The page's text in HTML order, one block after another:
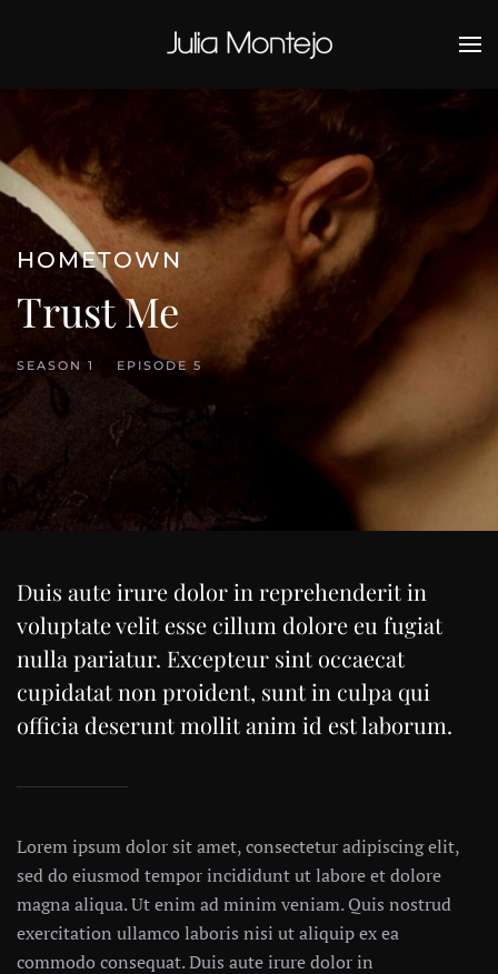
Ir al contenido principal
HOMETOWN
Trust Me
SEASON 1 EPISODE 5
Duis aute irure dolor in reprehenderit in
voluptate velit esse cillum dolore eu fugiat
nulla pariatur. Excepteur sint occaecat
cupidatat non proident, sunt in culpa qui
officia deserunt mollit anim id est laborum.
Lorem ipsum dolor sit amet, consectetur adipiscing elit,
sed do eiusmod tempor incididunt ut labore et dolore
magna aliqua. Ut enim ad minim veniam. Quis nostrud
exercitation ullamco laboris nisi ut aliquip ex ea
commodo consequat. Duis aute irure dolor in